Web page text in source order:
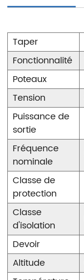
Taper
Fonctionnalité
Poteaux
Tension
Puissance de
sortie
Fréquence
nominale
Classe de
protection
Classe
d'isolation
Devoir
Altitude